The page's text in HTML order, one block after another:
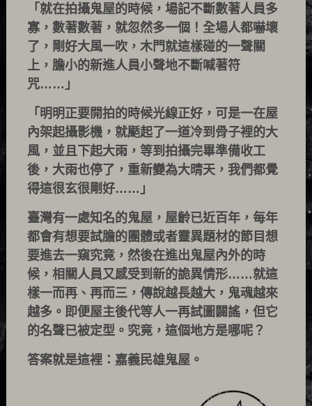
「就在拍攝鬼屋的時候，場記不斷數著人員多
寡，數著數著，就忽然多一個！全場人都嚇壞
了，剛好大風一吹，木門就這樣碰的一聲關
上，膽小的新進人員小聲地不斷喊著符
咒……」
「明明正要開拍的時候光線正好，可是一在屋
內架起攝影機，就颳起了一道冷到骨子裡的大
風，並且下起大雨，等到拍攝完畢準備收工
後，大雨也停了，重新變為大晴天，我們都覺
得這很玄很剛好……」
臺灣有一處知名的鬼屋，屋齡已近百年，每年
都會有想要試膽的團體或者靈異題材的節目想
要進去一窺究竟，然後在進出鬼屋內外的時
候，相關人員又感受到新的詭異情形……就這
樣一而再、再而三，傳說越長越大，鬼魂越來
越多。即便屋主後代等人一再試圖闢謠，但它
的名聲已被定型。究竟，這個地方是哪呢？
答案就是這裡：嘉義民雄鬼屋。